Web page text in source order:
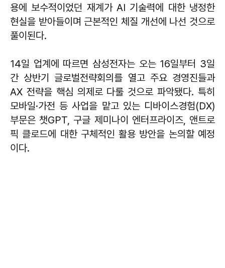
용에 보수적이었던 재계가 AI 기술력에 대한 냉정한
현실을 받아들이며 근본적인 체질 개선에 나선 것으로
풀이된다.
14일 업계에 따르면 삼성전자는 오는 16일부터 3일
간 상반기 글로벌전략회의를 열고 주요 경영진들과
AX 전략을 핵심 의제로 다룰 것으로 파악됐다. 특히
모바일·가전 등 사업을 맡고 있는 디바이스경험(DX)
부문은 챗GPT, 구글 제미나이 엔터프라이즈, 앤트로
픽 클로드에 대한 구체적인 활용 방안을 논의할 예정
이다.